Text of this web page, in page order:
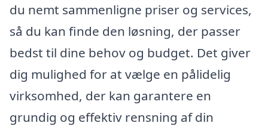
du nemt sammenligne priser og services,
så du kan finde den løsning, der passer
bedst til dine behov og budget. Det giver
dig mulighed for at vælge en pålidelig
virksomhed, der kan garantere en
grundig og effektiv rensning af din